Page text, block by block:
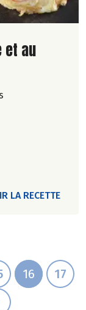
et au
LA RECETTE
16
17